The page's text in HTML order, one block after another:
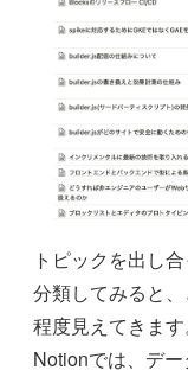
トピックを出し
分類してみると
程度見えてきます
Notionでは、デ